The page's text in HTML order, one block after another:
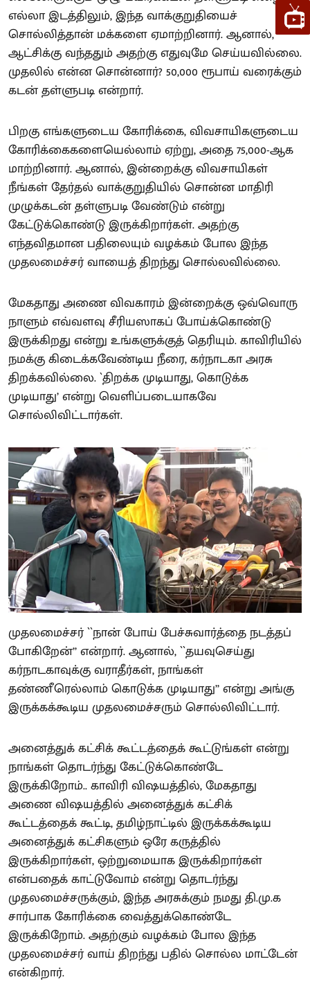
எல்லா இடத்திலும், இந்த வாக்குறுதியைச்
சொல்லித்தான் மக்களை ஏமாற்றினார். ஆனால்,
ஆட்சிக்கு வந்ததும் அதற்கு எதுவுமே செய்யவில்லை.
முதலில் என்ன சொன்னார்? 50,000 ரூபாய் வரைக்கும்
கடன் தள்ளுபடி என்றார்.
பிறகு எங்களுடைய கோரிக்கை, விவசாயிகளுடைய
கோரிக்கைகளையெல்லாம் ஏற்று, அதை 75,000-ஆக
மாற்றினார். ஆனால், இன்றைக்கு விவசாயிகள்
நீங்கள் தேர்தல் வாக்குறுதியில் சொன்ன மாதிரி
முழுக்கடன் தள்ளுபடி வேண்டும் என்று
கேட்டுக்கொண்டு இருக்கிறார்கள். அதற்கு
எந்தவிதமான பதிலையும் வழக்கம் போல இந்த
முதலமைச்சர் வாயைத் திறந்து சொல்லவில்லை.
மேகதாது அணை விவகாரம் இன்றைக்கு ஒவ்வொரு
நாளும் எவ்வளவு சீரியஸாகப் போய்க்கொண்டு
இருக்கிறது என்று உங்களுக்குத் தெரியும். காவிரியில்
நமக்கு கிடைக்கவேண்டிய நீரை, கர்நாடகா அரசு
திறக்கவில்லை. `திறக்க முடியாது, கொடுக்க
முடியாது’ என்று வெளிப்படையாகவே
சொல்லிவிட்டார்கள்.
முதலமைச்சர் ``நான் போய் பேச்சுவார்த்தை நடத்தப்
போகிறேன்’’ என்றார். ஆனால், ``தயவுசெய்து
கர்நாடகாவுக்கு வராதீர்கள், நாங்கள்
தண்ணீரெல்லாம் கொடுக்க முடியாது’’ என்று அங்கு
இருக்கக்கூடிய முதலமைச்சரும் சொல்லிவிட்டார்.
அனைத்துக் கட்சிக் கூட்டத்தைக் கூட்டுங்கள் என்று
நாங்கள் தொடர்ந்து கேட்டுக்கொண்டே
இருக்கிறோம்.. காவிரி விஷயத்தில், மேகதாது
அணை விஷயத்தில் அனைத்துக் கட்சிக்
கூட்டத்தைக் கூட்டி, தமிழ்நாட்டில் இருக்கக்கூடிய
அனைத்துக் கட்சிகளும் ஒரே கருத்தில்
இருக்கிறார்கள், ஒற்றுமையாக இருக்கிறார்கள்
என்பதைக் காட்டுவோம் என்று தொடர்ந்து
முதலமைச்சருக்கும், இந்த அரசுக்கும் நமது தி.மு.க
சார்பாக கோரிக்கை வைத்துக்கொண்டே
இருக்கிறோம். அதற்கும் வழக்கம் போல இந்த
முதலமைச்சர் வாய் திறந்து பதில் சொல்ல மாட்டேன்
என்கிறார்.